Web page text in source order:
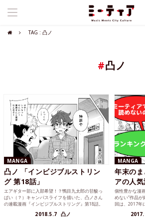
TAG : 凸ノ
#凸ノ
MANGA
凸ノ 「インビジブルストリン
グ 第18話」
エアギター部に入部希望！？鴨目九太郎の甘酸っ
ぱい（？）キャンパスライフを描いた、凸ノさん
の連載漫画『インビジブルストリング』第18話。
モノ・金・情報を得るために大学の非公式マーケ
ット「トンネル」へ……！
2018.5.7 凸ノ
MANGA
年末の
アの人
個性豊かな漫
めない”作品
回は、2017年
の漫画家さん
さて、どん